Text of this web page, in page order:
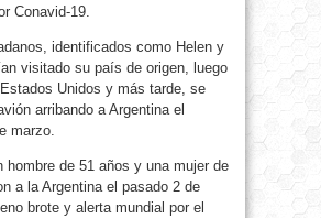
Conavid-19.
identificados como Helen y
visitado su país de origen, luego
Unidos y más tarde, se
arribando a Argentina el
marzo.
hombre de 51 años y una mujer de
a la Argentina el pasado 2 de
brote y alerta mundial por el